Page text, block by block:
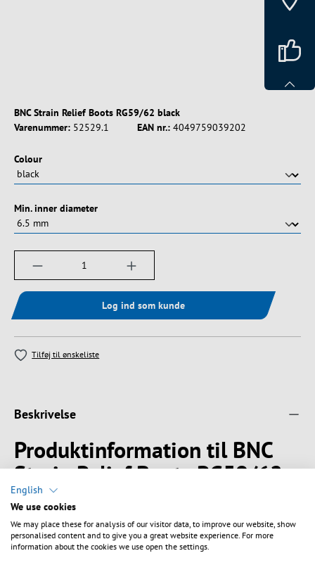
BNC Strain Relief Boots RG59/62 black
Varenummer: 52529.1 EAN nr.: 4049759039202
Vælg
Colour
Vælg
Min. inner diameter
Produktmængde: Indtast det ønskede
Log ind som kunde
Tilføj til ønskeliste
Beskrivelse
Produktinformation til BNC
Strain Relief Boots RG59/62
black
BNC Boots for RG59/62
English
We use cookies
We may place these for analysis of our visitor data, to improve our website, show
personalised content and to give you a great website experience. For more
information about the cookies we use open the settings.